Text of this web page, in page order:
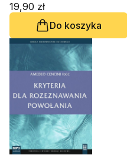
19,90 zł
Do koszyka